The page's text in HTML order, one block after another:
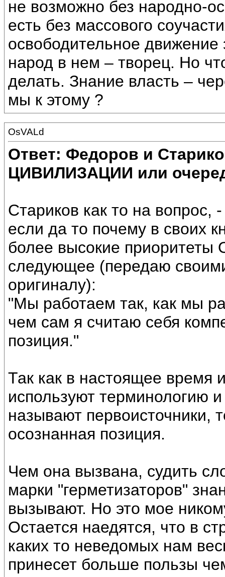
не возможно без народно-
есть без массового
освободительное движение
народ в нем – творец. Но
делать. Знание власть –
мы к этому ?
OsVALd
Ответ: Федоров и
ЦИВИЛИЗАЦИИ или
Стариков как то на вопрос,
если да то почему в своих
более высокие приоритеты
следующее (передаю
оригиналу):
"Мы работаем так, как мы
чем сам я считаю себя
позиция."
Так как в настоящее время
используют терминологию
называют первоисточники,
осознанная позиция.
Чем она вызвана, судить
марки "герметизаторов"
вызывают. Но это мое
Остается наедятся, что в
каких то неведомых нам
принесет больше пользы